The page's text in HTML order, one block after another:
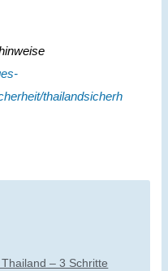
thailandsicherh
– 3 Schritte